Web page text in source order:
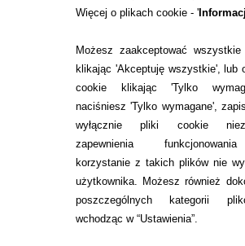
Więcej o plikach cookie - '
Możesz zaakceptować
klikając 'Akceptuję wszystkie', lub
cookie klikając 'Tylko
naciśniesz 'Tylko wymagane',
wyłącznie pliki cookie
zapewnienia
korzystanie z takich plików nie
użytkownika. Możesz również
poszczególnych kategorii
wchodząc w “Ustawienia”.
RANKINGI SOCZEWEK
SOCZEWKI KOLOROWE
Zwrot (odstąpienie od umowy)
ZMIEŃ USTAWIENIA ZGODY NA
KONTAKT
telefon:
22 113 44 42
telefon:
732 08 08 72